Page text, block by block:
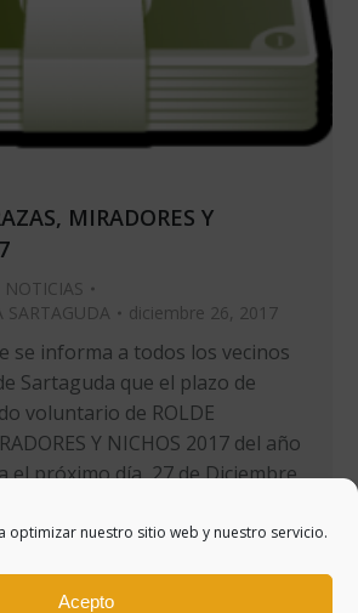
optimizar nuestro sitio web y nuestro servicio.
Acepto
MIRADORES Y
NOTICIAS
SARTAGUDA diciembre 26, 2017
se informa a todos los vecinos
Sartaguda que el plazo de
voluntario de ROLDE
Y NICHOS 2017 del año
el próximo día 27 de Diciembre